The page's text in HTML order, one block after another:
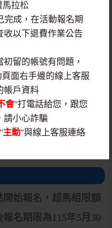
馬拉松
完成，在活動報名期
收以下退費作業公告
留的帳號有問題，
面右手邊的線上客服
帳戶資料
會"打電話給您，跟您
請小心詐騙
主動"與線上客服連絡
豆湯
公里出土地公
開始報名，超馬組限額
名期限為115年5月30